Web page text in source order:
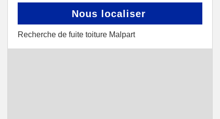
Nous localiser
Recherche de fuite toiture Malpart